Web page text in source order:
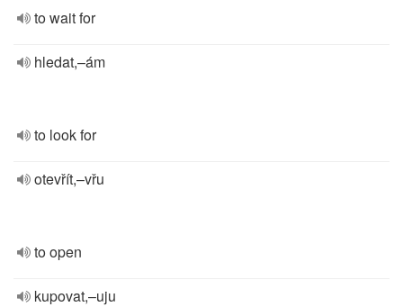
to wait for
hledat,–ám
to look for
otevřít,–vřu
to open
kupovat,–uju